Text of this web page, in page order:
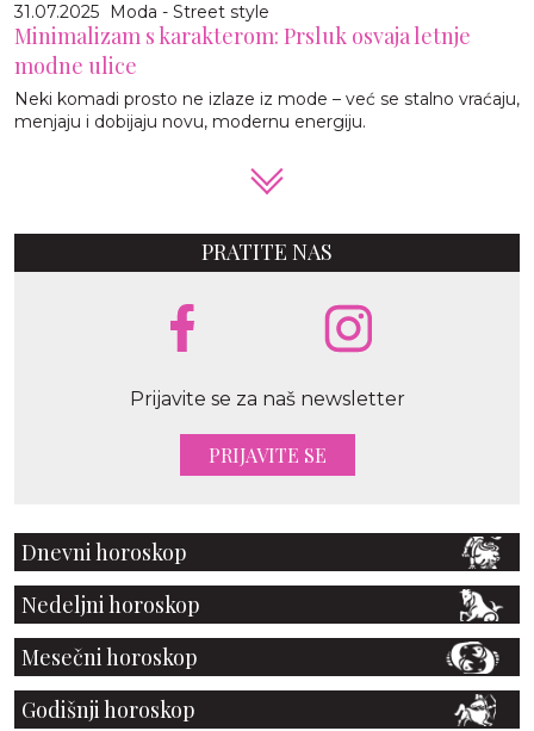
31.07.2025 Moda - Street style
Minimalizam s karakterom: Prsluk osvaja letnje
modne ulice
Neki komadi prosto ne izlaze iz mode – već se stalno vraćaju,
menjaju i dobijaju novu, modernu energiju.
PRATITE NAS
Prijavite se za naš newsletter
PRIJAVITE SE
Dnevni horoskop
Nedeljni horoskop
Mesečni horoskop
Godišnji horoskop